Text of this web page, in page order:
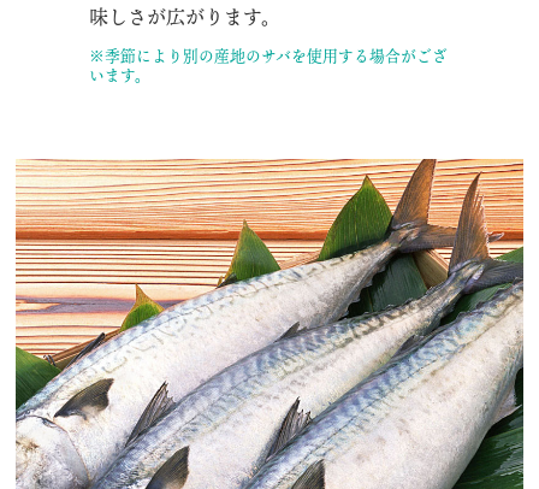
味しさが広がります。
※季節により別の産地のサバを使用する場合がござ
います。